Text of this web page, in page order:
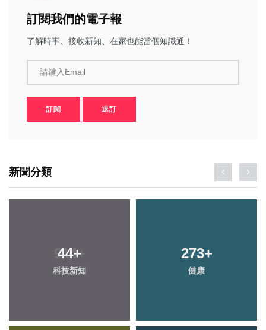
訂閱我們的電子報
了解時事、接收新知、在家也能當個知識通！
請鍵入Email
訂閱 退訂
新聞分類
44+
科技新知
273+
健康